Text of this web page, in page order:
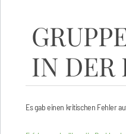
IN DER
Es gab einen kritischen Fehler